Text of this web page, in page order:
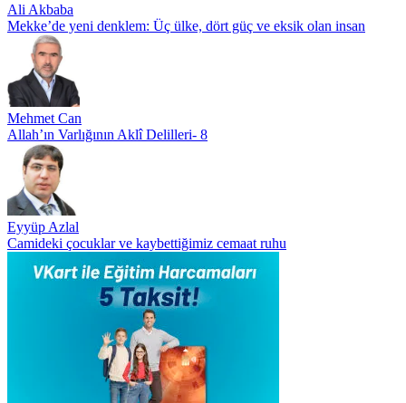
Ali Akbaba
Mekke’de yeni denklem: Üç ülke, dört güç ve eksik olan insan
Mehmet Can
Allah’ın Varlığının Aklî Delilleri- 8
Eyyüp Azlal
Camideki çocuklar ve kaybettiğimiz cemaat ruhu